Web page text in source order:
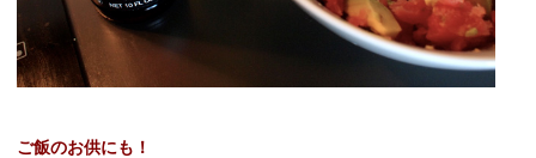
ご飯のお供にも！